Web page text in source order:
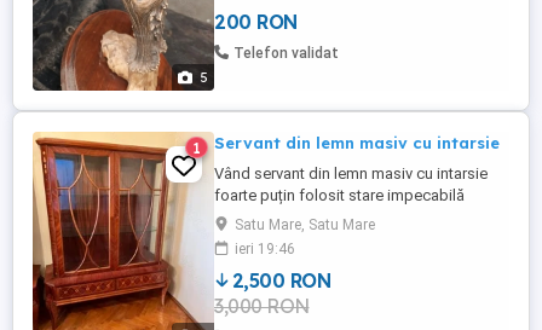
5
200 RON
Telefon validat
1 Servant din lemn masiv cu intarsie
Vând servant din lemn masiv cu intarsie
foarte puțin folosit stare impecabilă
.Prețul de vânzare este de 2500 lei bucata .
Informații la nr de telefon
Satu Mare, Satu Mare
ieri 19:46
2,500 RON
3,000 RON